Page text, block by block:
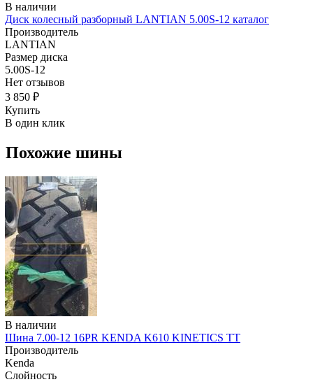
В наличии
Диск колесный разборный LANTIAN 5.00S-12 каталог
Производитель
LANTIAN
Размер диска
5.00S-12
Нет отзывов
3 850 ₽
Купить
В один клик
Похожие шины
В наличии
Шина 7.00-12 16PR KENDA K610 KINETICS TT
Производитель
Kenda
Слойность